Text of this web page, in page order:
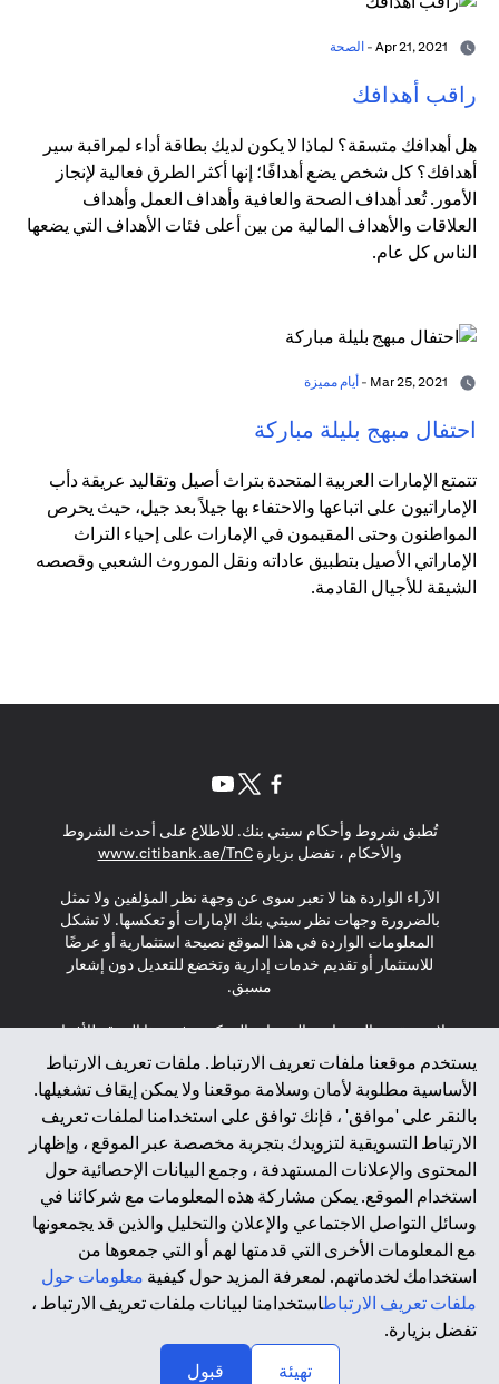
الصحة
راقب أهدافك
هل أهدافك متسقة؟ لماذا لا يكون لديك بطاقة أداء لمراقبة سير
أهدافك؟ كل شخص يضع أهدافًا؛ إنها أكثر الطرق فعالية لإنجاز
الأمور. تُعد أهداف الصحة والعافية وأهداف العمل وأهداف
العلاقات والأهداف المالية من بين أعلى فئات الأهداف التي يضعها
الناس كل عام.
أيام مميزة
احتفال مبهج بليلة مباركة
تتمتع الإمارات العربية المتحدة بتراث أصيل وتقاليد عريقة دأب
الإماراتيون على اتباعها والاحتفاء بها جيلاً بعد جيل، حيث يحرص
المواطنون وحتى المقيمون في الإمارات على إحياء التراث
الإماراتي الأصيل بتطبيق عاداته ونقل الموروث الشعبي وقصصه
الشيقة للأجيال القادمة.
يستخدم موقعنا ملفات تعريف الارتباط. ملفات تعريف الارتباط
الأساسية مطلوبة لأمان وسلامة موقعنا ولا يمكن إيقاف تشغيلها.
بالنقر على 'موافق' ، فإنك توافق على استخدامنا لملفات تعريف
الارتباط التسويقية لتزويدك بتجربة مخصصة عبر الموقع ، وإظهار
المحتوى والإعلانات المستهدفة ، وجمع البيانات الإحصائية حول
استخدام الموقع. يمكن مشاركة هذه المعلومات مع شركائنا في
وسائل التواصل الاجتماعي والإعلان والتحليل والذين قد يجمعونها
مع المعلومات الأخرى التي قدمتها لهم أو التي جمعوها من
استخدامك لخدماتهم. لمعرفة المزيد حول كيفية معلومات حول
ملفات تعريف الارتباطاستخدامنا لبيانات ملفات تعريف الارتباط ،
تفضل بزيارة.
تهيئة
قبول
تُطبق شروط وأحكام سيتي بنك. للاطلاع على أحدث الشروط
والأحكام ، تفضل بزيارةwww.citibank.ae/TnC
(opens in a new tab)
الآراء الواردة هنا لا تعبر سوى عن وجهة نظر المؤلفين ولا تمثل
بالضرورة وجهات نظر سيتي بنك الإمارات أو تعكسها. لا تشكل
المعلومات الواردة في هذا الموقع نصيحة استثمارية أو عرضًا
للاستثمار أو تقديم خدمات إدارية وتخضع للتعديل دون إشعار
مسبق.
لا يتم تقديم المنتجات والخدمات المذكورة في هذا الموقع للأفراد
المقيمين في الاتحاد الأوروبي أو المنطقة الاقتصادية الأوروبية أو
سويسرا أو غيرنسي أو جيرسي أو موناكو أو سان مارينو أو
الفاتيكان أو جزيرة مان أو المملكة المتحدة أو خصوصية البيانات
(لائحة حماية البيانات العامة \ قانون حماية البيانات الشخصية
العامة \ قانون خصوصية نيوزيلندا). المحتوى الموجود في هذه
الصفحة ليس ولا ينبغي تفسيره على أنه عرض أو دعوة أو دعوة
لشراء أو بيع أي من المنتجات والخدمات المذكورة هنا لمثل هؤلاء
الأفراد.
*GDPR – اللائحة العامة لحماية البيانات؛ * LGPD – Lei Geral de
Proteção de Dados Pessoais ; *NZPA – قانون الخصوصية
النيوزيلندي
2025 citibank.ae